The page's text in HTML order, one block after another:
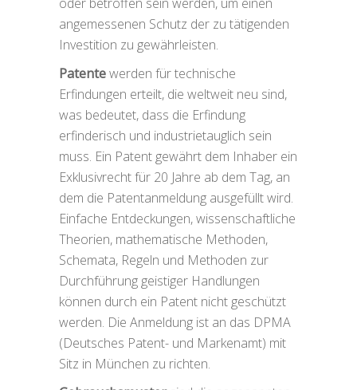
angemessenen Schutz der zu tätigenden
Investition zu gewährleisten.
Patentewerden für technische
Erfindungen erteilt, die weltweit neu sind,
was bedeutet, dass die Erfindung
erfinderisch und industrietauglich sein
muss. Ein Patent gewährt dem Inhaber ein
Exklusivrecht für 20 Jahre ab dem Tag, an
dem die Patentanmeldung ausgefüllt wird.
Einfache Entdeckungen, wissenschaftliche
Theorien, mathematische Methoden,
Schemata, Regeln und Methoden zur
Durchführung geistiger Handlungen
können durch ein Patent nicht geschützt
werden. Die Anmeldung ist an das DPMA
(Deutsches Patent- und Markenamt) mit
Sitz in München zu richten.